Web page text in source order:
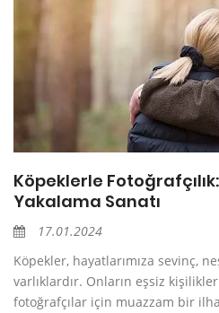
Köpeklerle Fotoğrafçılık:
Yakalama Sanatı
17.01.2024
Köpekler, hayatlarımıza sevinç,
varlıklardır. Onların eşsiz
fotoğrafçılar için muazzam bir